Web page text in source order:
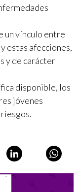
un vínculo entre
estas afecciones,
y de carácter
disponible, los
jóvenes